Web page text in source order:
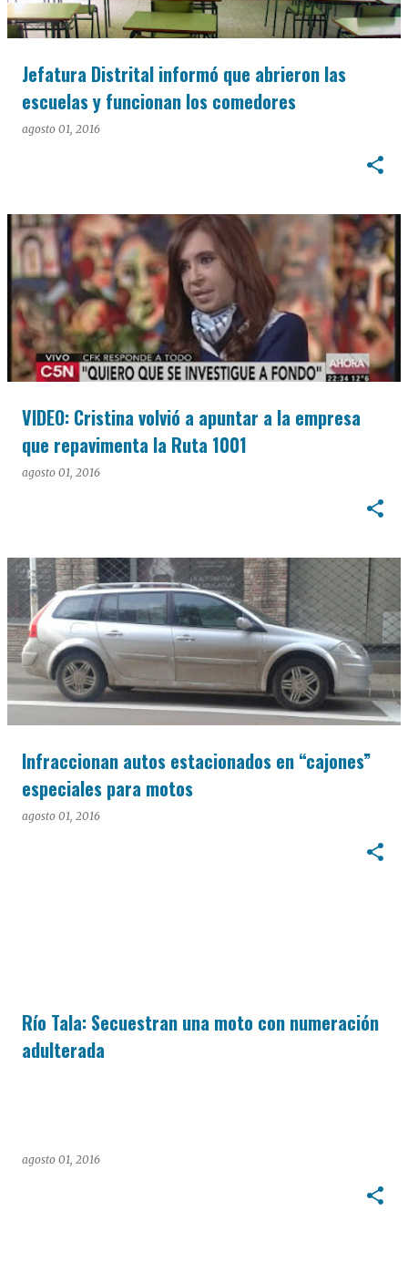
Jefatura Distrital informó que abrieron las
escuelas y funcionan los comedores
agosto 01, 2016
VIDEO: Cristina volvió a apuntar a la empresa
que repavimenta la Ruta 1001
agosto 01, 2016
Infraccionan autos estacionados en “cajones”
especiales para motos
agosto 01, 2016
Río Tala: Secuestran una moto con numeración
adulterada
agosto 01, 2016